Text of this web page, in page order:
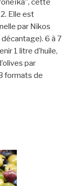
cette
Elle est
par Nikos
6 à 7
1 litre d’huile,
par
formats de